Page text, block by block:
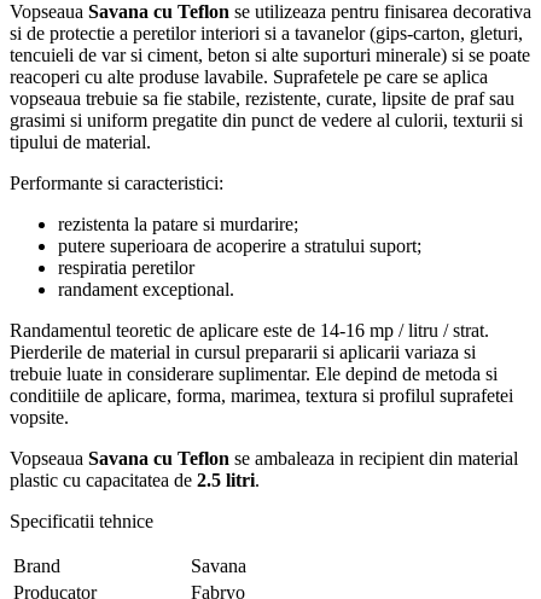
Vopseaua Savana cu Teflon se utilizeaza pentru finisarea decorativa
si de protectie a peretilor interiori si a tavanelor (gips-carton, gleturi,
tencuieli de var si ciment, beton si alte suporturi minerale) si se poate
reacoperi cu alte produse lavabile. Suprafetele pe care se aplica
vopseaua trebuie sa fie stabile, rezistente, curate, lipsite de praf sau
grasimi si uniform pregatite din punct de vedere al culorii, texturii si
tipului de material.
Performante si caracteristici:
rezistenta la patare si murdarire;
putere superioara de acoperire a stratului suport;
respiratia peretilor
randament exceptional.
Randamentul teoretic de aplicare este de 14-16 mp / litru / strat.
Pierderile de material in cursul prepararii si aplicarii variaza si
trebuie luate in considerare suplimentar. Ele depind de metoda si
conditiile de aplicare, forma, marimea, textura si profilul suprafetei
vopsite.
Vopseaua Savana cu Teflon se ambaleaza in recipient din material
plastic cu capacitatea de 2.5 litri.
Specificatii tehnice
Brand
Savana
Producator
Fabryo